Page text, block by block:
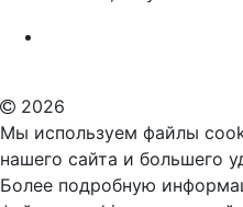
2026
Мы используем файлы
нашего сайта и большего
Более подробную